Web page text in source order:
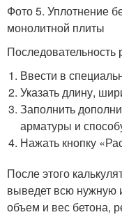
Фото 5. Уплотнение
монолитной плиты
Ввести в
Указать длину,
Заполнить
арматуры и
Нажать кнопку
После этого
выведет всю нужную
объем и вес бетона,